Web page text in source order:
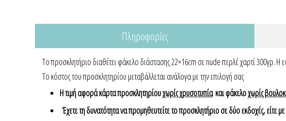
Πληροφορίες
Το προσκλητήριο διαθέτει φάκελο διάστασης 22×16cm σε nude περλέ χαρτί 300γρ. Η
Το κόστος του προσκλητηρίου μεταβάλλεται ανάλογα με την επιλογή σας
Η τιμή αφορά κάρτα προσκλητηρίουχωρίς χρυσοτυπίακαι φάκελοχωρίς
Έχετε τη δυνατότητα να προμηθευτείτε το προσκλητήριο σε δύο εκδοχές, είτε